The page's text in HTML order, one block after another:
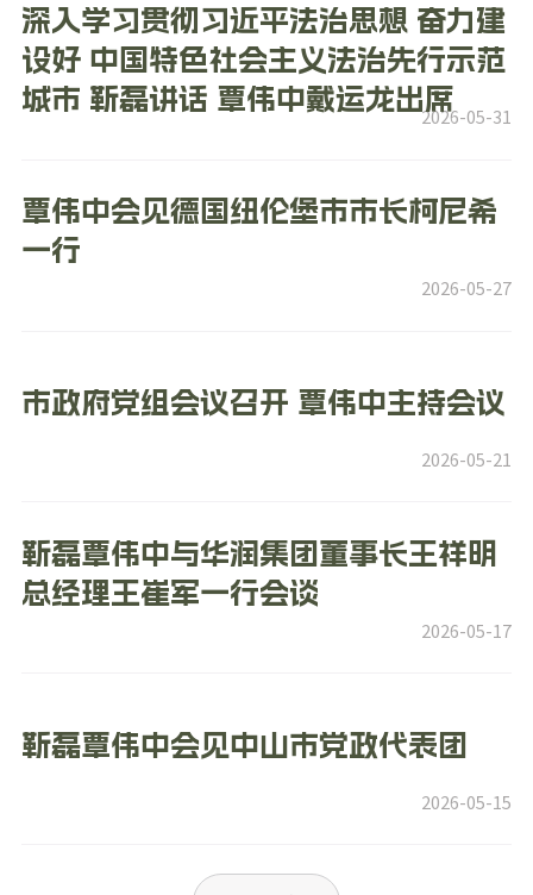
2026-05-31
深入学习贯彻习近平法治思想 奋力建
设好 中国特色社会主义法治先行示范
城市 靳磊讲话 覃伟中戴运龙出席
2026-05-27
覃伟中会见德国纽伦堡市市长柯尼希
一行
2026-05-21
市政府党组会议召开 覃伟中主持会议
2026-05-17
靳磊覃伟中与华润集团董事长王祥明
总经理王崔军一行会谈
2026-05-15
靳磊覃伟中会见中山市党政代表团